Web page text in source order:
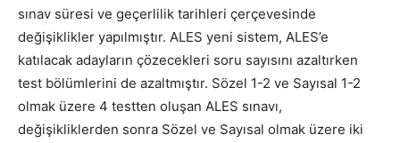
sınav süresi ve geçerlilik tarihleri çerçevesinde
değişiklikler yapılmıştır. ALES yeni sistem, ALES’e
katılacak adayların çözecekleri soru sayısını azaltırken
test bölümlerini de azaltmıştır. Sözel 1-2 ve Sayısal 1-2
olmak üzere 4 testten oluşan ALES sınavı,
değişikliklerden sonra Sözel ve Sayısal olmak üzere iki